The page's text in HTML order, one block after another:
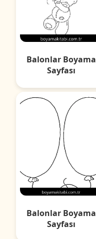
Balonlar Boyama
Sayfası
Balonlar Boyama
Sayfası